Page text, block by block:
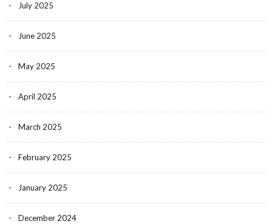
July 2025
June 2025
May 2025
April 2025
March 2025
February 2025
January 2025
December 2024